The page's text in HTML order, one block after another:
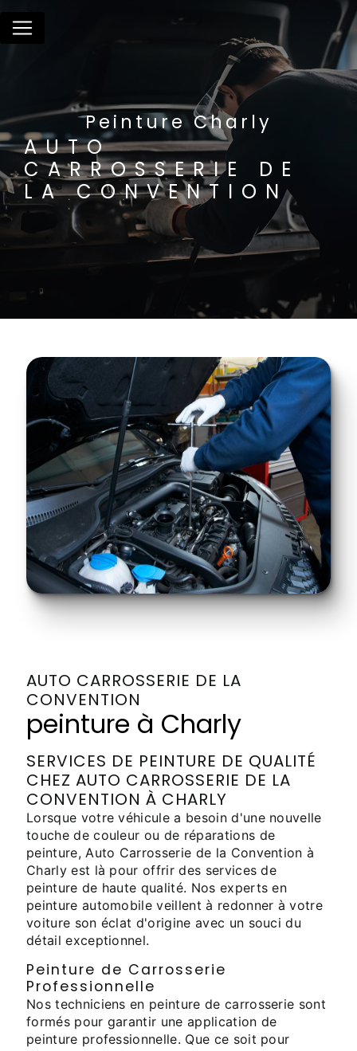
Peinture Charly
AUTO
CARROSSERIE DE
LA CONVENTION
AUTO CARROSSERIE DE LA
CONVENTION
peinture à Charly
SERVICES DE PEINTURE DE QUALITÉ
CHEZ AUTO CARROSSERIE DE LA
CONVENTION À CHARLY
Lorsque votre véhicule a besoin d'une nouvelle
touche de couleur ou de réparations de
peinture, Auto Carrosserie de la Convention à
Charly est là pour offrir des services de
peinture de haute qualité. Nos experts en
peinture automobile veillent à redonner à votre
voiture son éclat d'origine avec un souci du
détail exceptionnel.
Peinture de Carrosserie
Professionnelle
Nos techniciens en peinture de carrosserie sont
formés pour garantir une application de
peinture professionnelle. Que ce soit pour
Panneau de gestion des cookies